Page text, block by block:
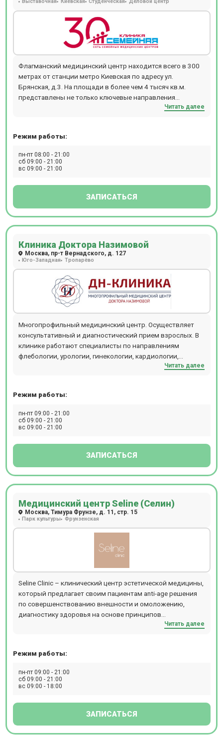
Выставочная Киевская Студенческая Деловой центр
Флагманский медицинский центр находится всего в 300
метрах от станции метро Киевская по адресу ул.
Брянская, д.3. На площади в более чем 4 тысяч кв.м.
представлены не только ключевые направления
Семейной, такие как: терапия, урология, гинекология,
КТ с новейшим оборудованием Siemens Magnetom Amira,
изображений проводится радиологами экспертного
уровня. Учитывая широкие возможности клиники, в
флагманском медицинском центре Семейной так же
Сложного Диагноза (мультидисциплинарная команда
врачей собирается для постановки диагноза и подбора
лечения конкретному пациенту), Центр Лечения Боли
(лечение послеоперационных болевых синдромов,
головных болей, болей в спине) и стационар
круглосуточного пребывания для пациентов
терапевтического, неврологического, онкологического
уделено эстетической медицине. В клинике работают
специалисты в области пластической хирургии,
инъекционной косметологии, уходовых и аппаратных
процедур. Кадровый состав сформирован из ведущих
специалистов сети. стационар круглосуточного
Читать далее
Режим работы:
пн-пт 08:00 - 21:00
сб 09:00 - 21:00
вс 09:00 - 21:00
ЗАПИСАТЬСЯ
Клиника Доктора Назимовой
Москва, пр-т Вернадского, д. 127
Юго-Западная Тропарёво
Многопрофильный медицинский центр. Осуществляет
консультативный и диагностический прием взрослых. В
клинике работают специалисты по направлениям
флебологии, урологии, гинекологии, кардиологии,
терапии, хирургии, косметологии и т.д. Прием проводится
Читать далее
Режим работы:
пн-пт 09:00 - 21:00
сб 09:00 - 21:00
вс 09:00 - 21:00
ЗАПИСАТЬСЯ
Медицинский центр Seline (Селин)
Москва, Тимура Фрунзе, д. 11, стр. 15
Парк культуры Фрунзенская
Seline Clinic – клинический центр эстетической медицины,
который предлагает своим пациентам anti-age решения
по совершенствованию внешности и омоложению,
диагностику здоровья на основе принципов
превентивной медицины для поддержания ресурсов
Читать далее
Режим работы:
пн-пт 09:00 - 21:00
сб 09:00 - 21:00
вс 09:00 - 18:00
ЗАПИСАТЬСЯ